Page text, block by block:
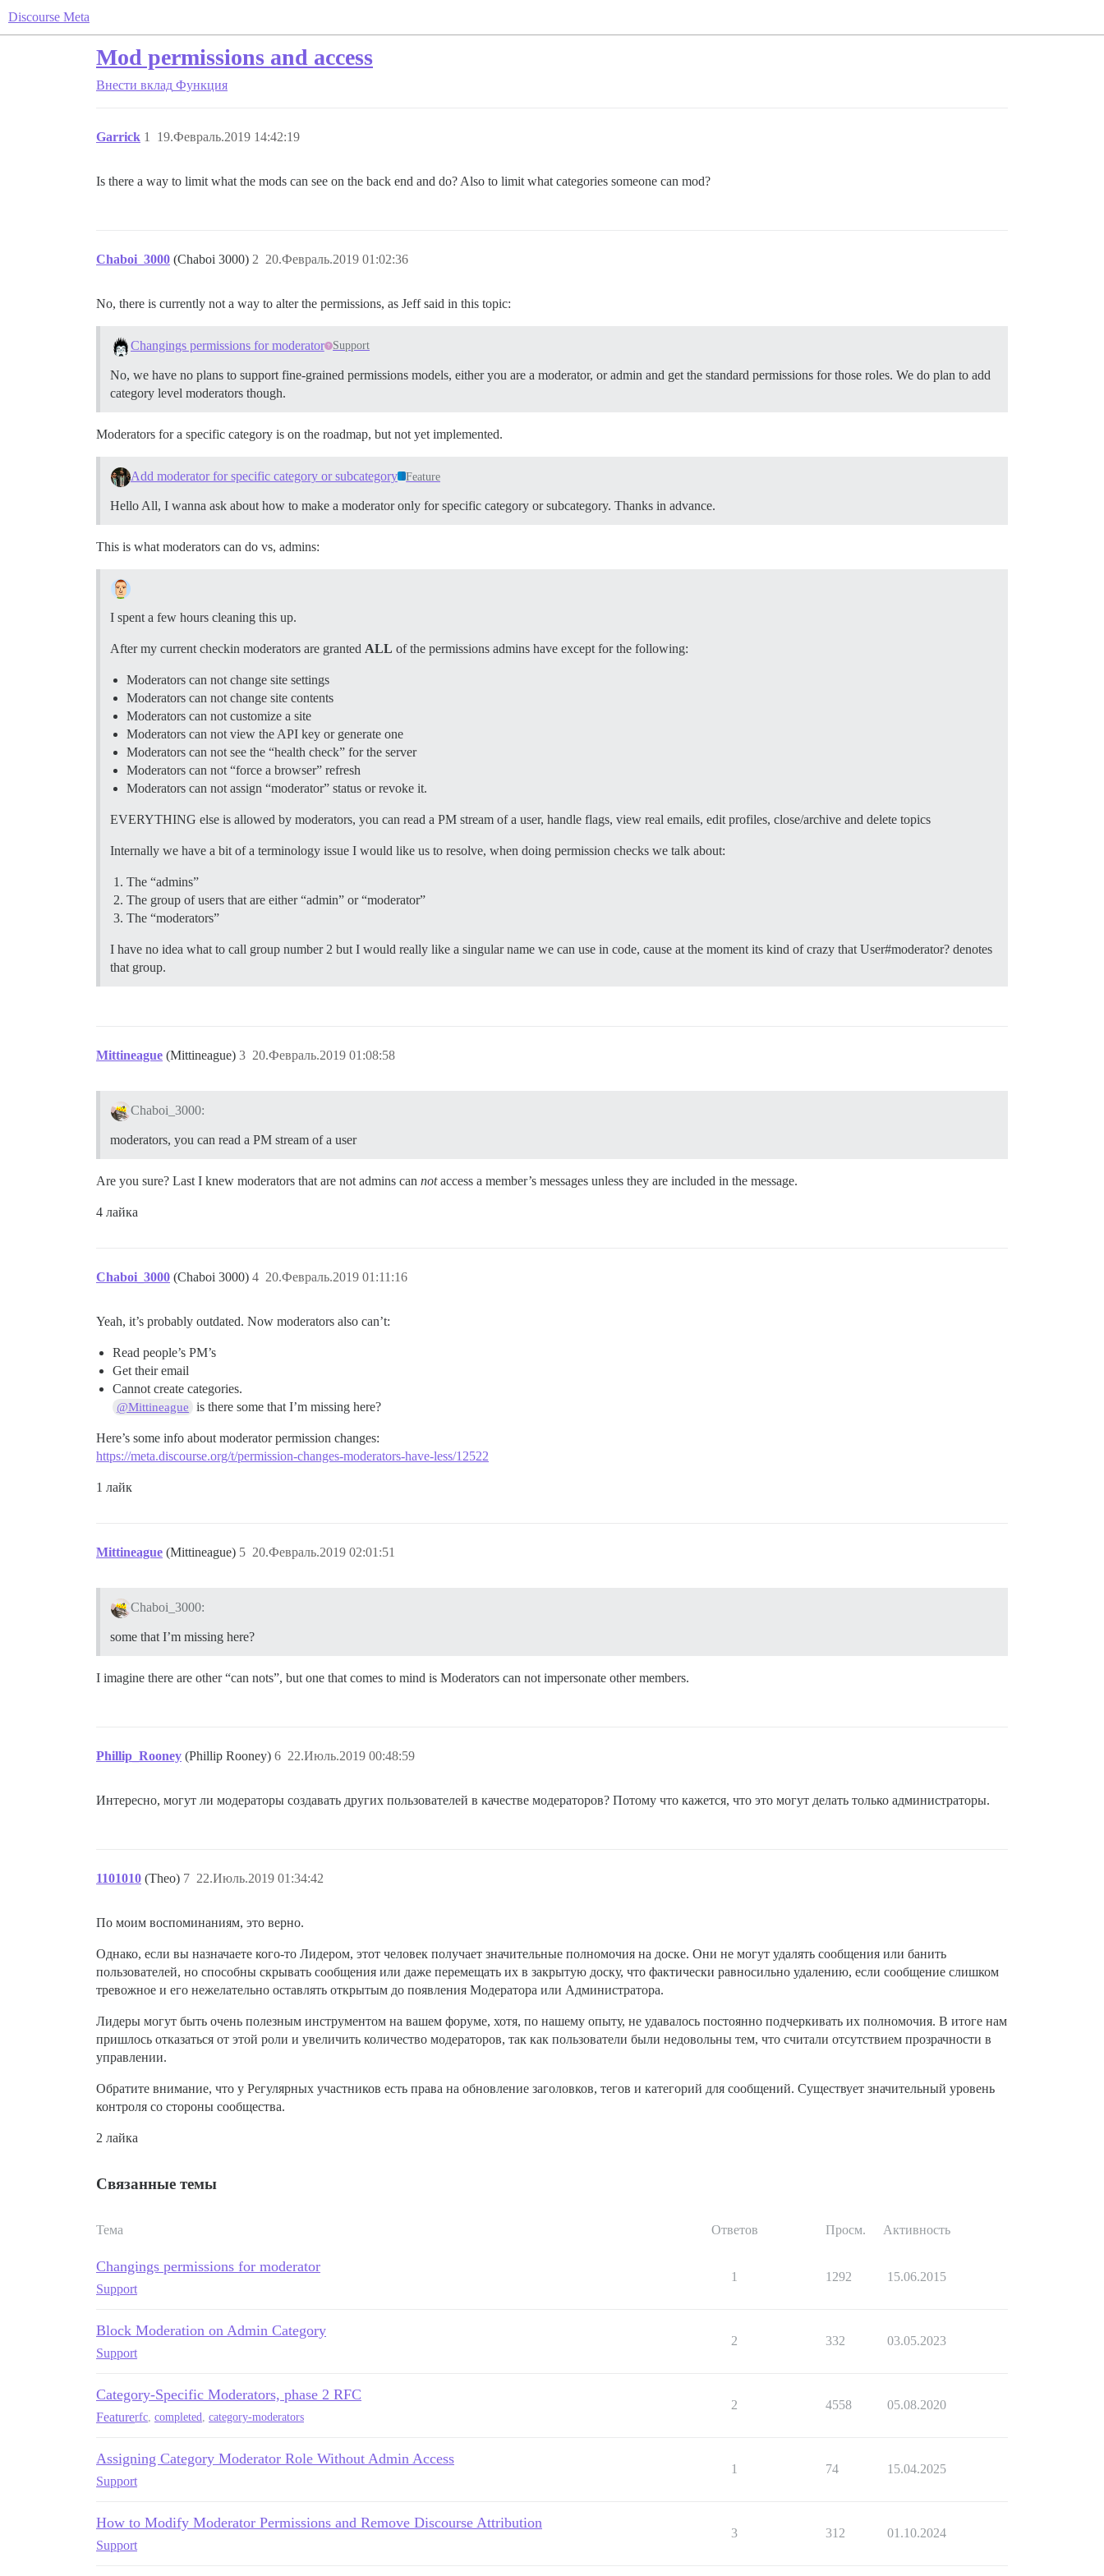
Discourse Meta
Mod permissions and access
Внести вклад Функция
Garrick 19.Февраль.2019 14:42:19
1
Is there a way to limit what the mods can see on the back end and do? Also to limit what categories someone can mod?
Chaboi_3000 (Chaboi 3000) 20.Февраль.2019 01:02:36
2
No, there is currently not a way to alter the permissions, as Jeff said in this topic:
Changings permissions for moderator Support
No, we have no plans to support fine-grained permissions models, either you are a moderator, or admin and get the standard permissions for those roles. We do plan to add
category level moderators though.
Moderators for a specific category is on the roadmap, but not yet implemented.
Add moderator for specific category or subcategory Feature
Hello All, I wanna ask about how to make a moderator only for specific category or subcategory. Thanks in advance.
This is what moderators can do vs, admins:
I spent a few hours cleaning this up.
After my current checkin moderators are granted ALL of the permissions admins have except for the following:
Moderators can not change site settings
Moderators can not change site contents
Moderators can not customize a site
Moderators can not view the API key or generate one
Moderators can not see the “health check” for the server
Moderators can not “force a browser” refresh
Moderators can not assign “moderator” status or revoke it.
EVERYTHING else is allowed by moderators, you can read a PM stream of a user, handle flags, view real emails, edit profiles, close/archive and delete topics
Internally we have a bit of a terminology issue I would like us to resolve, when doing permission checks we talk about:
The “admins”
The group of users that are either “admin” or “moderator”
The “moderators”
I have no idea what to call group number 2 but I would really like a singular name we can use in code, cause at the moment its kind of crazy that User#moderator? denotes
that group.
Mittineague (Mittineague) 20.Февраль.2019 01:08:58
3
Chaboi_3000:
moderators, you can read a PM stream of a user
Are you sure? Last I knew moderators that are not admins can notaccess a member’s messages unless they are included in the message.
4 лайка
Chaboi_3000 (Chaboi 3000) 20.Февраль.2019 01:11:16
4
Yeah, it’s probably outdated. Now moderators also can’t:
Read people’s PM’s
Get their email
Cannot create categories.
@Mittineague is there some that I’m missing here?
Here’s some info about moderator permission changes:
https://meta.discourse.org/t/permission-changes-moderators-have-less/12522
1 лайк
Mittineague (Mittineague) 20.Февраль.2019 02:01:51
5
Chaboi_3000:
some that I’m missing here?
I imagine there are other “can nots”, but one that comes to mind is Moderators can not impersonate other members.
Phillip_Rooney (Phillip Rooney) 22.Июль.2019 00:48:59
6
Интересно, могут ли модераторы создавать других пользователей в качестве модераторов? Потому что кажется, что это могут делать только администраторы.
1101010 (Theo) 22.Июль.2019 01:34:42
7
По моим воспоминаниям, это верно.
Однако, если вы назначаете кого-то Лидером, этот человек получает значительные полномочия на доске. Они не могут удалять сообщения или банить
пользователей, но способны скрывать сообщения или даже перемещать их в закрытую доску, что фактически равносильно удалению, если сообщение слишком
тревожное и его нежелательно оставлять открытым до появления Модератора или Администратора.
Лидеры могут быть очень полезным инструментом на вашем форуме, хотя, по нашему опыту, не удавалось постоянно подчеркивать их полномочия. В итоге нам
пришлось отказаться от этой роли и увеличить количество модераторов, так как пользователи были недовольны тем, что считали отсутствием прозрачности в
управлении.
Обратите внимание, что у Регулярных участников есть права на обновление заголовков, тегов и категорий для сообщений. Существует значительный уровень
контроля со стороны сообщества.
2 лайка
Связанные темы
Тема Ответов Просм. Активность
Changings permissions for moderator
Support
1 1292 15.06.2015
Block Moderation on Admin Category
Support
2 332 03.05.2023
Category-Specific Moderators, phase 2 RFC
Featurerfc, completed, category-moderators
2 4558 05.08.2020
Assigning Category Moderator Role Without Admin Access
Support
1 74 15.04.2025
How to Modify Moderator Permissions and Remove Discourse Attribution
Support
3 312 01.10.2024